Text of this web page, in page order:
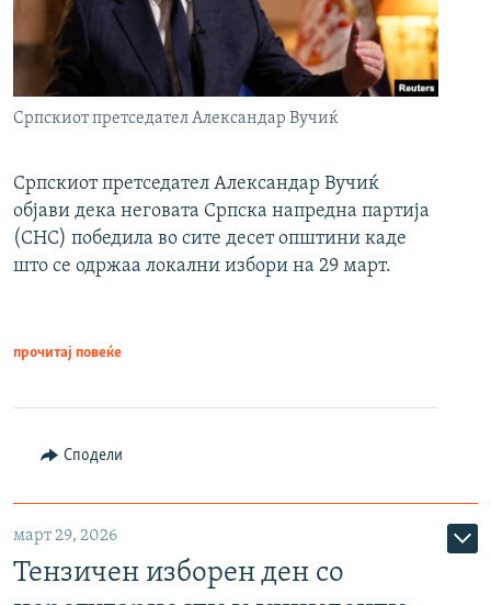
Српскиот претседател Александар Вучиќ
Српскиот претседател Александар Вучиќ
објави дека неговата Српска напредна партија
(СНС) победила во сите десет општини каде
што се одржаа локални избори на 29 март.
прочитај повеќе
Сподели
март 29, 2026
Тензичен изборен ден со